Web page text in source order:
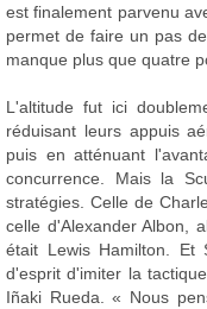
est finalement parvenu
permet de faire un pas
manque plus que quatre
L'altitude fut ici
réduisant leurs appuis
puis en atténuant
concurrence. Mais la
stratégies. Celle de
celle d'Alexander Albon,
était Lewis Hamilton. Et
d'esprit d'imiter la
Iñaki Rueda. « Nous